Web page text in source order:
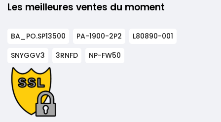
Les meilleures ventes du moment
BA_PO.SP13500 PA-1900-2P2
L80890-001
SNYGGV3
3RNFD NP-FW50